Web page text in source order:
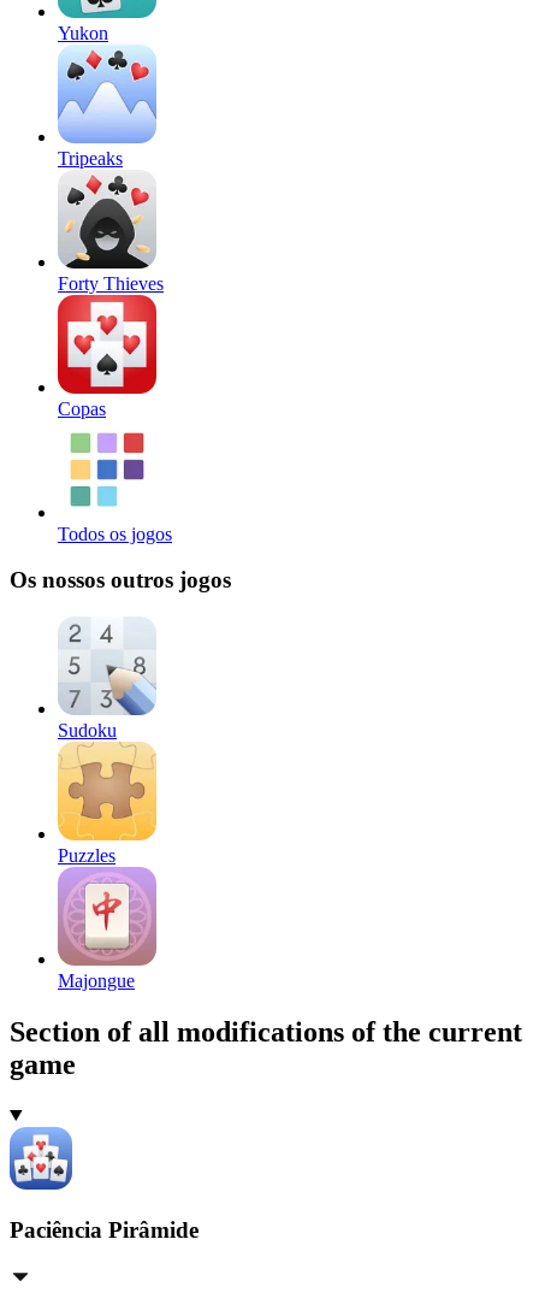
Yukon
Tripeaks
Forty Thieves
Copas
Todos os jogos
Os nossos outros jogos
Sudoku
Puzzles
Majongue
Section of all modifications of the current
game
Paciência Pirâmide